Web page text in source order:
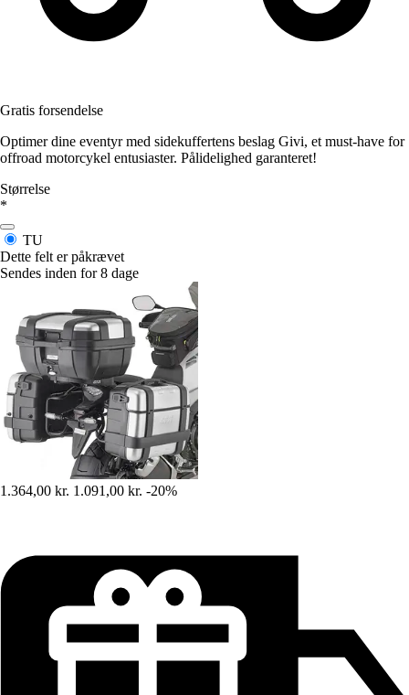
Gratis forsendelse
Optimer dine eventyr med sidekuffertens beslag Givi, et must-have for
offroad motorcykel entusiaster. Pålidelighed garanteret!
Størrelse
*
TU
Dette felt er påkrævet
Sendes inden for 8 dage
1.364,00 kr. 1.091,00 kr. -20%